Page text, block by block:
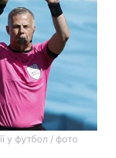
у футбол / фото